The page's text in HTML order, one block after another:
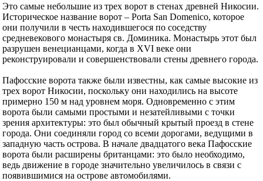
Это самые небольшие из трех ворот в стенах древней Никосии.
Историческое название ворот – Porta San Domenico, которое
они получили в честь находившегося по соседству
средневекового монастыря св. Доминика. Монастырь этот был
разрушен венецианцами, когда в XVI веке они
реконструировали и совершенствовали стены древнего города.
Пафосские ворота также были известны, как самые высокие из
трех ворот Никосии, поскольку они находились на высоте
примерно 150 м над уровнем моря. Одновременно с этим
ворота были самыми простыми и незатейливыми с точки
зрения архитектуры: это был обычный крытый проезд в стене
города. Они соединяли город со всеми дорогами, ведущими в
западную часть острова. В начале двадцатого века Пафосские
ворота были расширены британцами: это было необходимо,
ведь движение в городе значительно увеличилось в связи с
появившимися на острове автомобилями.